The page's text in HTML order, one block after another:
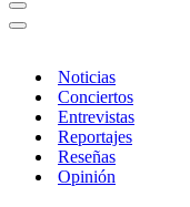
Menú
de
Menú
Noticias
Conciertos
Entrevistas
Reportajes
Reseñas
Opinión